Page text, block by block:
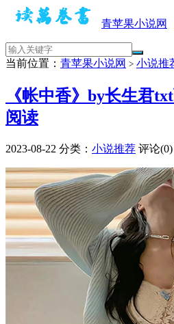
青苹果小说网
当前位置： 青苹果小说网 > 小说推
《帐中香》by长生君
阅读
2023-08-22 分类： 小说推荐 评论(0)